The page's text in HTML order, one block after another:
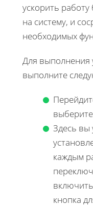
ускорить работу
на систему, и
необходимых
Для выполнения
выполните
Здесь вы
каждым
кнопка